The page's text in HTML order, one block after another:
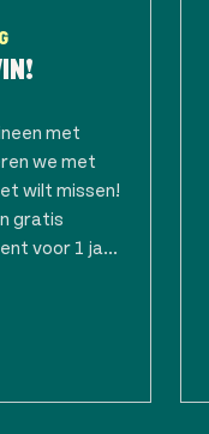
met
we met
wilt missen!
gratis
voor 1 ja...